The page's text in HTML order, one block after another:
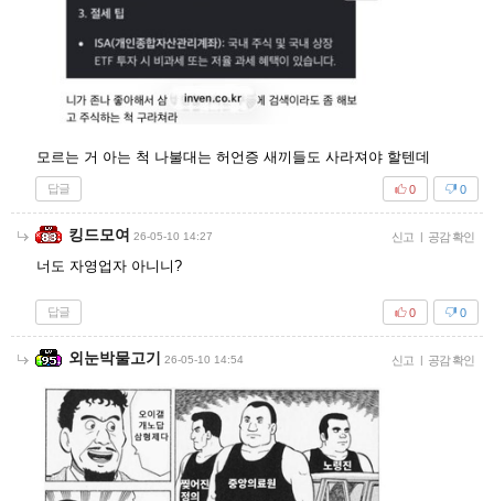
모르는 거 아는 척 나불대는 허언증 새끼들도 사라져야 할텐데
답글 0
0
킹드모여 26-05-10 14:27 신고 | 공감 확인
너도 자영업자 아니니?
답글 0
0
외눈박물고기 26-05-10 14:54 신고 | 공감 확인